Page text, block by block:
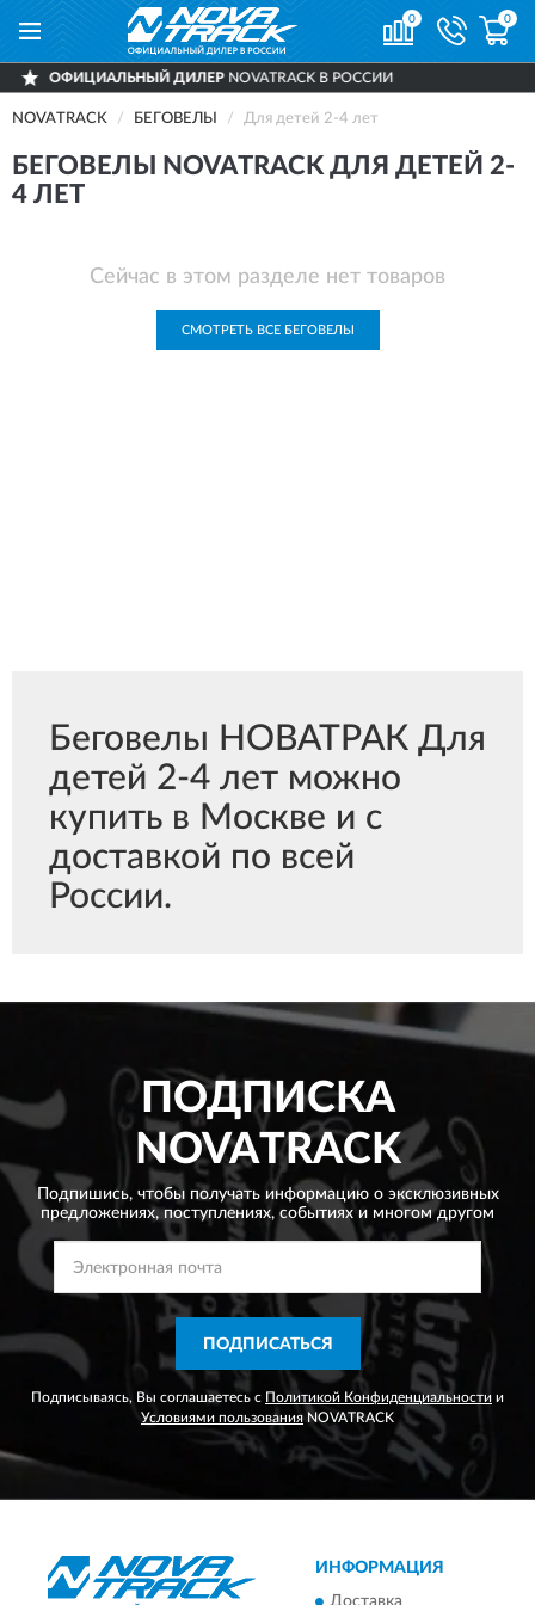
0 0
ДИЛЕРNOVATRACK В РОССИИ
NOVATRACK БЕГОВЕЛЫ Для детей 2-4 лет
БЕГОВЕЛЫ NOVATRACK ДЛЯ ДЕТЕЙ 2-
4 ЛЕТ
Сейчас в этом разделе нет товаров
СМОТРЕТЬ ВСЕ БЕГОВЕЛЫ
Беговелы НОВАТРАК Для
детей 2-4 лет можно
купить в Москве и с
доставкой по всей
России.
ПОДПИСКА
NOVATRACK
Подпишись, чтобы получать информацию о эксклюзивных
предложениях,поступлениях, событиях и многом другом
ПОДПИСАТЬСЯ
Подписываясь, Вы соглашаетесь с Политикой Конфиденциальности и
Условиями пользования NOVATRACK
ИНФОРМАЦИЯ